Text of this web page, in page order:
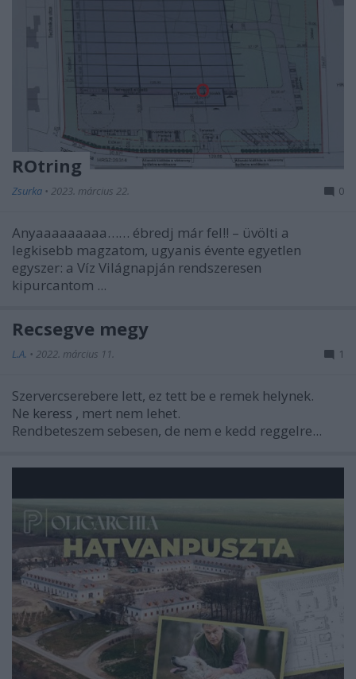
ROtring
Zsurka • 2023. március 22. 0
Anyaaaaaaaaa…… ébredj már fel!! – üvölti a
legkisebb magzatom, ugyanis évente egyetlen
egyszer: a Víz Világnapján rendszeresen
kipurcantom ...
Recsegve megy
L.A. • 2022. március 11. 1
Szervercserebere lett, ez tett be e remek helynek.
Ne keress , mert nem lehet.
Rendbeteszem sebesen, de nem e kedd reggelre...